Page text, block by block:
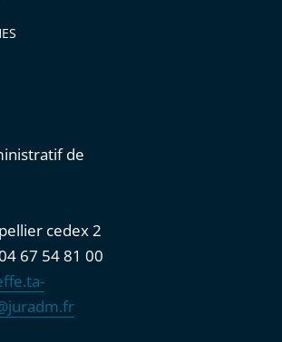
de
cedex 2
67 54 81 00